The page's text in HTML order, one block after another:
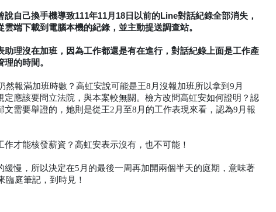
自己換手機導致111年11月18日以前的Line對話紀錄全部消失，
端下載到電腦本機的紀錄，並主動提送調查站。
理沒在加班，因為工作都還是有在進行，對話紀錄上面是工作產
的時間。
報滿加班時數？高虹安說可能是王8月沒報加班所以拿到9月
應該要問立法院，與本案較無關。檢方改問高虹安如何證明？認
需要舉證的，她則是從王2月至8月的工作表現來看，認為9月報
才能核發薪資？高虹安表示沒有，也不可能！
慢，所以決定在5月的最後一周再加開兩個半天的庭期，意味著
臨庭筆記，到時見！